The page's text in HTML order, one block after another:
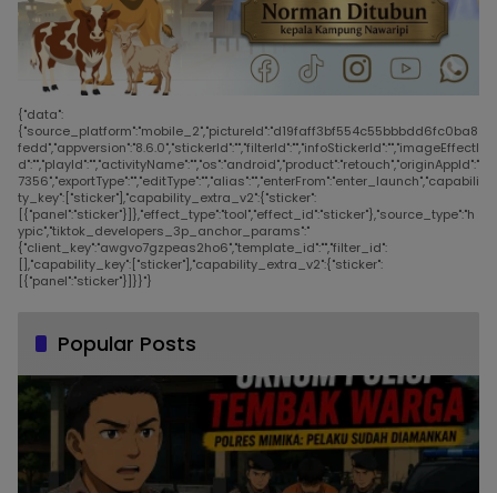
{"data":
{"source_platform":"mobile_2","pictureId":"d19faff3bf554c55bbbdd6fc0ba8
fedd","appversion":"8.6.0","stickerId":"","filterId":"","infoStickerId":"","imageEffectI
d":"","playId":"","activityName":"","os":"android","product":"retouch","originAppId":"
7356","exportType":"","editType":"","alias":"","enterFrom":"enter_launch","capabili
ty_key":["sticker"],"capability_extra_v2":{"sticker":
[{"panel":"sticker"}]},"effect_type":"tool","effect_id":"sticker"},"source_type":"h
ypic","tiktok_developers_3p_anchor_params":"
{"client_key":"awgvo7gzpeas2ho6","template_id":"","filter_id":
[],"capability_key":["sticker"],"capability_extra_v2":{"sticker":
[{"panel":"sticker"}]}}"}
Popular Posts